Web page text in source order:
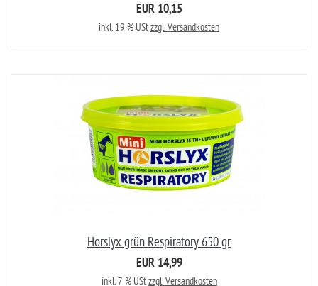
EUR 10,15
inkl. 19 % UStzzgl. Versandkosten
Horslyx grün Respiratory 650 gr
EUR 14,99
inkl. 7 % UStzzgl. Versandkosten